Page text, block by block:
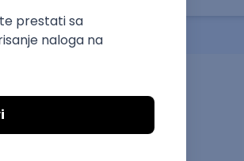
agenciji